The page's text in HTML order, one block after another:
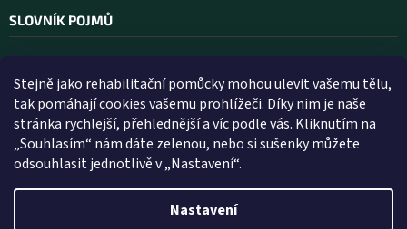
Stejně jako rehabilitační pomůcky mohou ulevit vašemu tělu,
tak pomáhají cookies vašemu prohlížeči. Díky nim je naše
stránka rychlejší, přehlednější a víc podle vás. Kliknutím na
„Souhlasím“ nám dáte zelenou, nebo si sušenky můžete
odsouhlasit jednotlivě v „Nastavení“.
Nastavení
SLOVNÍK POJMŮ
Kontakt
INFO@WELLEA.CZ
800 200 900
602 112 602